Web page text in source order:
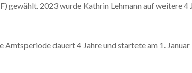
gewählt. 2023 wurde Kathrin Lehmann auf weitere
dauert 4 Jahre und startete am 1. Januar